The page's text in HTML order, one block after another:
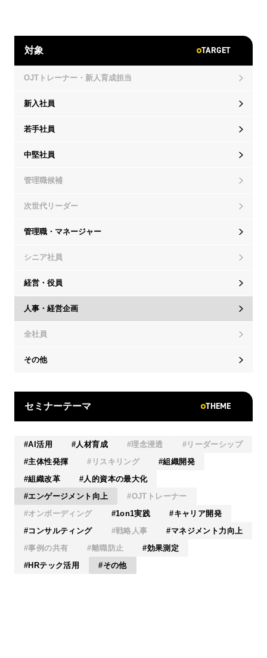
対象 TARGET
OJTトレーナー・新人育成担当
新入社員
若手社員
中堅社員
管理職候補
次世代リーダー
管理職・マネージャー
シニア社員
経営・役員
人事・経営企画
全社員
その他
セミナーテーマ THEME
AI活用 人材育成 理念浸透
リーダーシップ
主体性発揮
リスキリング
組織開発
組織改革
人的資本の最大化
エンゲージメント向上
OJTトレーナー
オンボーディング
1on1実践
キャリア開発
コンサルティング
戦略人事
マネジメント力向上
事例の共有
離職防止
効果測定
HRテック活用
その他